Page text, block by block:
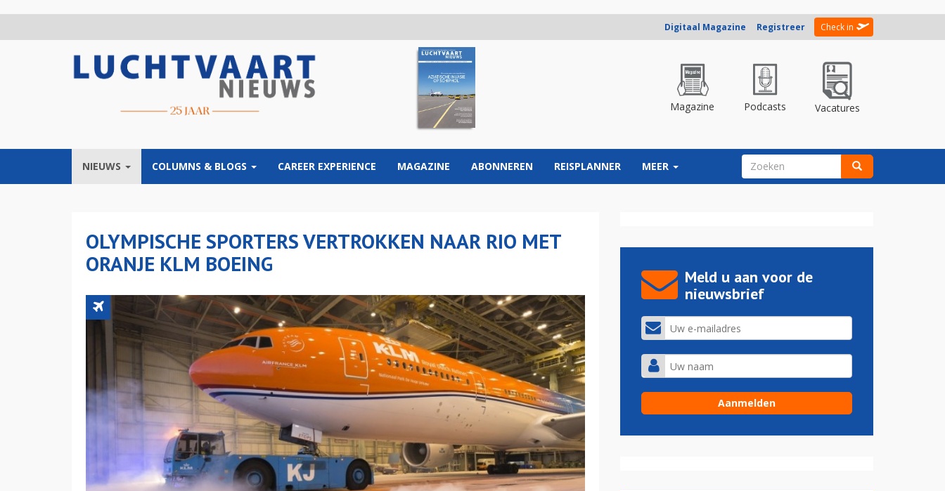
Digitaal Magazine Registreer Check in
Magazine Podcasts Vacatures
NIEUWS COLUMNS & BLOGS CAREER EXPERIENCE MAGAZINE ABONNEREN REISPLANNER MEER ZOEKVELD
OLYMPISCHE SPORTERS VERTROKKEN NAAR RIO MET
ORANJE KLM BOEING
Meld u aan voor de
nieuwsbrief